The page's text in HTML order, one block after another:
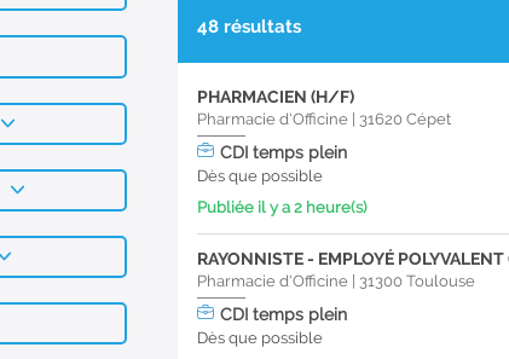
48 résultats
PHARMACIEN (H/F)
Pharmacie d'Officine 31620Cépet
CDItemps plein
Dès que possible
Publiée il y a 2 heure(s)
RAYONNISTE - EMPLOYÉ
Pharmacie d'Officine 31300Toulouse
CDItemps plein
Dès que possible